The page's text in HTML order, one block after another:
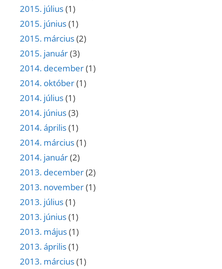
2015. július(1)
2015. június(1)
2015. március(2)
2015. január(3)
2014. december(1)
2014. október(1)
2014. július(1)
2014. június(3)
2014. április(1)
2014. március(1)
2014. január(2)
2013. december(2)
2013. november(1)
2013. július(1)
2013. június(1)
2013. május(1)
2013. április(1)
2013. március(1)